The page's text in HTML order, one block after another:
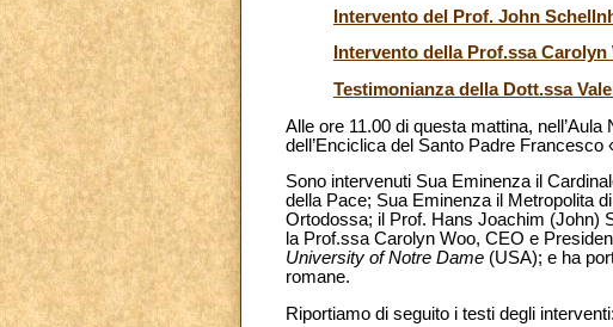
Intervento del Prof. John
Intervento della Prof.ssa Carolyn
Testimonianza della Dott.ssa
Alle ore 11.00 di questa mattina,
dell’Enciclica del Santo Padre Francesco
Sono intervenuti Sua Eminenza il
della Pace; Sua Eminenza il Metropolita
Ortodossa; il Prof. Hans Joachim (John)
la Prof.ssa Carolyn Woo, CEO e
University of Notre Dame (USA); e ha
romane.
Riportiamo di seguito i testi degli interventi: